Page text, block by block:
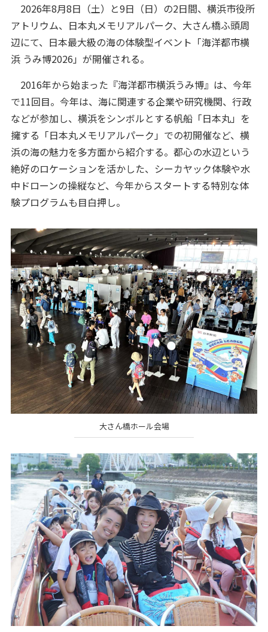
2026年8月8日（土）と9日（日）の2日間、横浜市役所
アトリウム、日本丸メモリアルパーク、大さん橋ふ頭周
辺にて、日本最大級の海の体験型イベント「海洋都市横
浜 うみ博2026」が開催される。
2016年から始まった『海洋都市横浜うみ博』は、今年
で11回目。今年は、海に関連する企業や研究機関、行政
などが参加し、横浜をシンボルとする帆船「日本丸」を
擁する「日本丸メモリアルパーク」での初開催など、横
浜の海の魅力を多方面から紹介する。都心の水辺という
絶好のロケーションを活かした、シーカヤック体験や水
中ドローンの操縦など、今年からスタートする特別な体
験プログラムも目白押し。
大さん橋ホール会場